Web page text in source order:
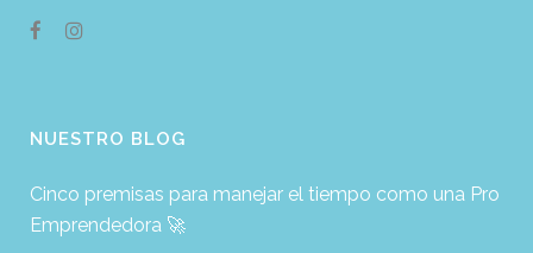
NUESTRO BLOG
Cinco premisas para manejar el tiempo como una Pro
Emprendedora 🚀